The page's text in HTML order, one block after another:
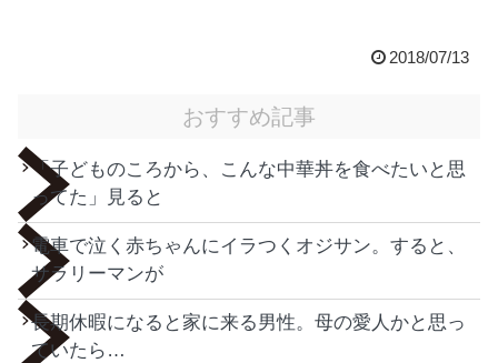
2018/07/13
おすすめ記事
「子どものころから、こんな中華丼を食べたいと思
ってた」見ると
電車で泣く赤ちゃんにイラつくオジサン。すると、
サラリーマンが
長期休暇になると家に来る男性。母の愛人かと思っ
ていたら…